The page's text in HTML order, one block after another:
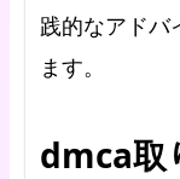
践的なアドバ
ます。
dmca取